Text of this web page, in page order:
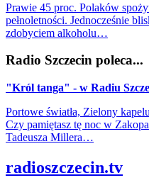
Prawie 45 proc. Polaków
pełnoletności. Jednocześnie
zdobyciem alkoholu…
Radio Szczecin poleca...
"Król tanga" - w Radiu
Portowe światła, Zielony
Czy pamiętasz tę noc w
Tadeusza Millera…
radioszczecin.tv